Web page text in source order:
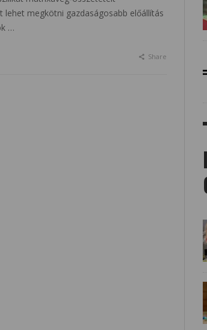
megkötni gazdaságosabb előállítás
…
Share